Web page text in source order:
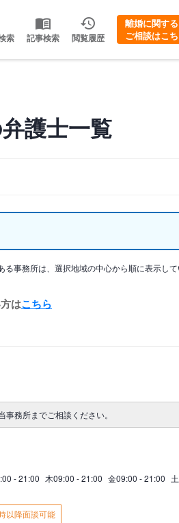
索 記事検索 閲覧履歴
離婚に関する
ご相談はこ
護士一覧
事務所は、選択地域の中心から順に表示して
はこちら
務所までご相談ください。
- 21:00 木09:00 - 21:00 金09:00 - 21:00 土
以降面談可能